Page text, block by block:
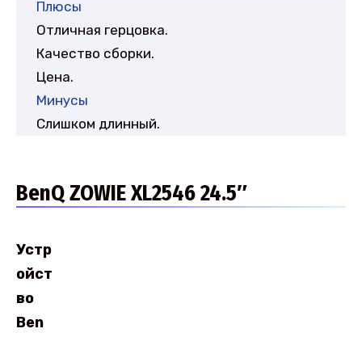
Плюсы
Отличная герцовка.
Качество сборки.
Цена.
Минусы
Слишком длинный.
BenQ ZOWIE XL2546 24.5″
Устр
ойст
во
Ben